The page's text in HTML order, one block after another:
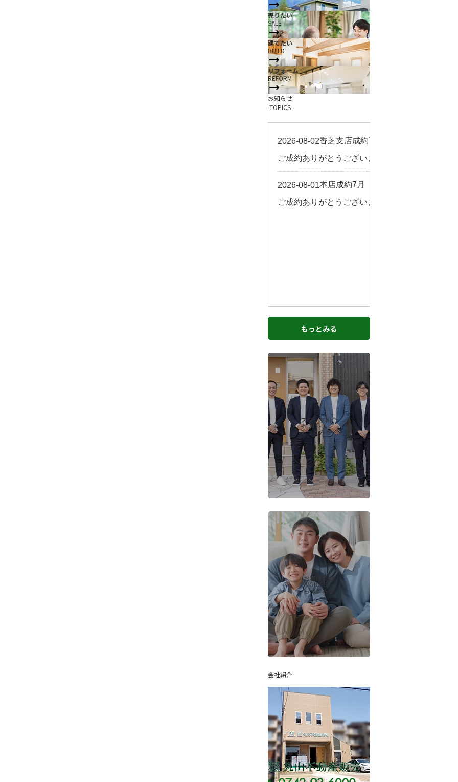
香芝支店紹介ページ
採用情報
お知らせ
コラム
スタッフ紹介
お客様の声
来店予約
よくある質問
サイトマップ
お問い合わせ
売りたい
SALE
建てたい
BUILD
リフォーム
REFORM
お知らせ
-TOPICS-
もっとみる
スタッフ紹介
-STAFF-
もっとみる
お客様の声
-VOICES-
もっとみる
会社紹介